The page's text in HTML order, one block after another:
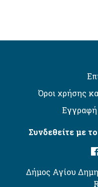
Όροι χρήσης
Συνδεθείτε με
Δήμος Αγίου